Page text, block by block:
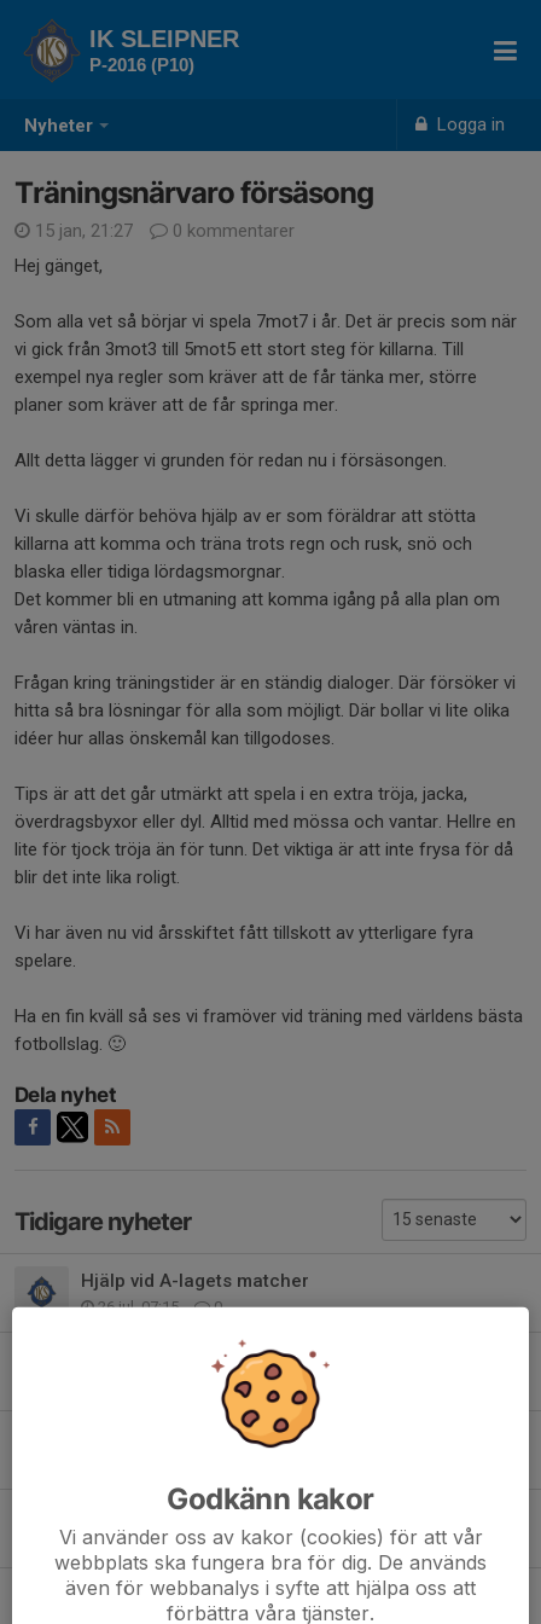
Nyheter Logga in
IK SLEIPNER
P-2016 (P10)
Träningsnärvaro försäsong
15 jan, 21:27
0 kommentarer
Hej gänget,
Som alla vet så börjar vi spela 7mot7 i år. Det är precis som när
vi gick från 3mot3 till 5mot5 ett stort steg för killarna. Till
exempel nya regler som kräver att de får tänka mer, större
planer som kräver att de får springa mer.
Allt detta lägger vi grunden för redan nu i försäsongen.
Vi skulle därför behöva hjälp av er som föräldrar att stötta
killarna att komma och träna trots regn och rusk, snö och
blaska eller tidiga lördagsmorgnar.
Det kommer bli en utmaning att komma igång på alla plan om
våren väntas in.
Frågan kring träningstider är en ständig dialoger. Där försöker vi
hitta så bra lösningar för alla som möjligt. Där bollar vi lite olika
idéer hur allas önskemål kan tillgodoses.
Tips är att det går utmärkt att spela i en extra tröja, jacka,
överdragsbyxor eller dyl. Alltid med mössa och vantar. Hellre en
lite för tjock tröja än för tunn. Det viktiga är att inte frysa för då
blir det inte lika roligt.
Vi har även nu vid årsskiftet fått tillskott av ytterligare fyra
spelare.
Ha en fin kväll så ses vi framöver vid träning med världens bästa
fotbollslag. 🙂
Dela nyhet
Tidigare nyheter
Hjälp vid A-lagets matcher
26 jul, 07:15 0
Viktig info & sommarpepp!
0
Inför Kolmården Cup
Bortastället
14 maj, 21:51 0
Inför Totte Nyman Cup
13 maj, 12:00 0
Godkänn kakor
Vi använder oss av kakor (cookies) för att vår
webbplats ska fungera bra för dig. De används
även för webbanalys i syfte att hjälpa oss att
förbättra våra tjänster.